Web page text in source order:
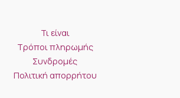
Τι είναι
Τρόποι πληρωμής
Συνδρομές
Πολιτική απορρήτου